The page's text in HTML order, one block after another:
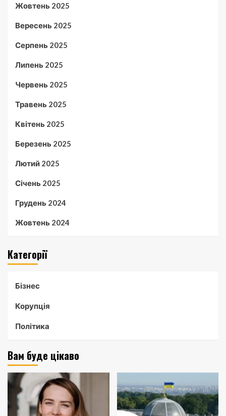
Жовтень 2025
Вересень 2025
Серпень 2025
Липень 2025
Червень 2025
Травень 2025
Квітень 2025
Березень 2025
Лютий 2025
Січень 2025
Грудень 2024
Жовтень 2024
Категорії
Бізнес
Корупція
Політика
Вам буде цікаво